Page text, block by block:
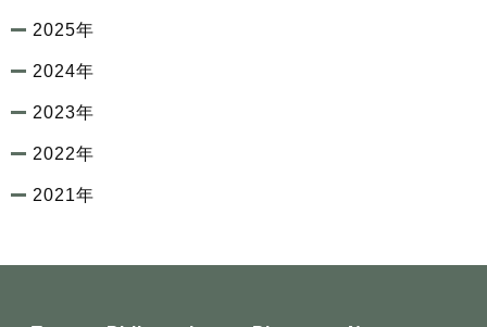
2025年
2024年
2023年
2022年
2021年